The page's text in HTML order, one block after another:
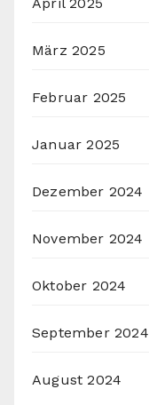
März 2025
Februar 2025
Januar 2025
Dezember 2024
November 2024
Oktober 2024
September 2024
August 2024